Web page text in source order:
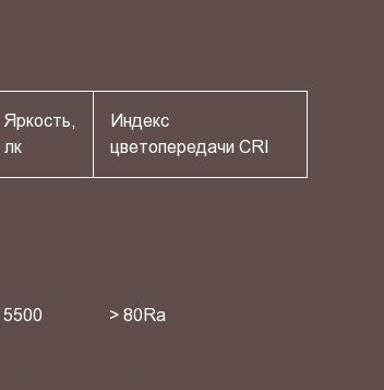
Яркость,
лк
Индекс
цветопередачи СRI
5500 > 80Ra